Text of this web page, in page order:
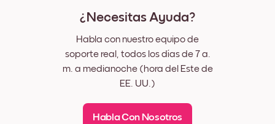
¿Necesitas Ayuda?
Habla con nuestro equipo de
soporte real, todos los días de 7 a.
m. a medianoche (hora del Este de
EE. UU.)
Habla Con Nosotros